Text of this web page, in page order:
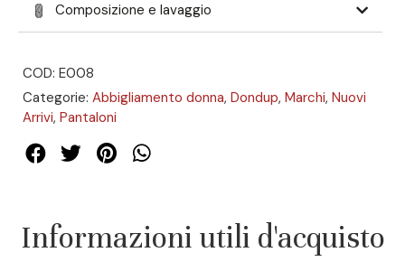
Composizione e lavaggio
COD: E008
Categorie: Abbigliamento donna, Dondup, Marchi, Nuovi
Arrivi, Pantaloni
Informazioni utili d'acquisto